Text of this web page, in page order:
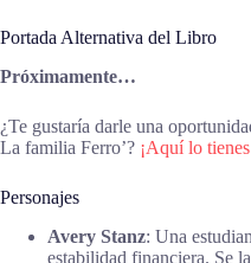
Portada Alternativa del Libro
Próximamente…
¿Te gustaría darle una
La familia Ferro’? ¡Aquí lo
Personajes
Avery Stanz: Una
estabilidad financiera. Se